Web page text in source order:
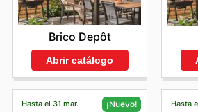
Brico Depôt
Abrir catálogo
Hasta el 31 mar. ¡Nuevo! Hasta